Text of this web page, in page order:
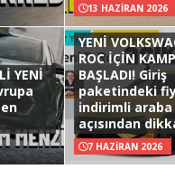
13 HAZIRAN 2026
YENİ
YENİ
ROC İÇİN
BAŞLADI! Giriş
paketindeki
indirimli
açısından
7 HAZIRAN 2026